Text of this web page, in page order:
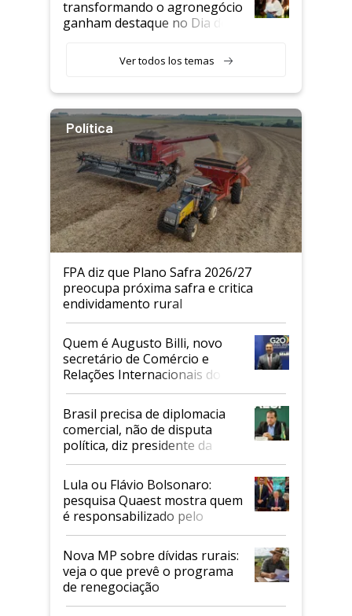
transformando o agronegócio
ganham destaque no Dia do
Ver todos los temas
Política
FPA diz que Plano Safra 2026/27
preocupa próxima safra e critica
endividamento rural
Quem é Augusto Billi, novo
secretário de Comércio e
Relações Internacionais do
Mapa
Brasil precisa de diplomacia
comercial, não de disputa
política, diz presidente da
Faesp
Lula ou Flávio Bolsonaro:
pesquisa Quaest mostra quem
é responsabilizado pelo
tarifaço dos EUA
Nova MP sobre dívidas rurais:
veja o que prevê o programa
de renegociação